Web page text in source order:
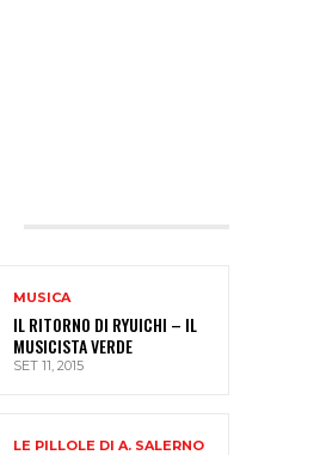
MUSICA
IL RITORNO DI RYUICHI – IL
MUSICISTA VERDE
SET 11, 2015
LE PILLOLE DI A. SALERNO